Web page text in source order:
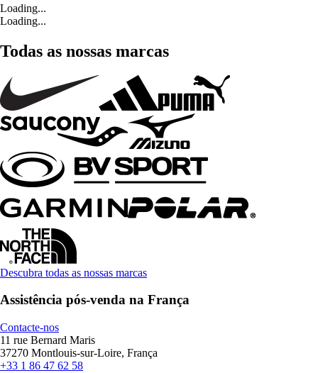
Loading...
Loading...
Todas as nossas marcas
Descubra todas as nossas marcas
Assistência pós-venda na França
Contacte-nos
11 rue Bernard Maris
37270 Montlouis-sur-Loire, França
+33 1 86 47 62 58